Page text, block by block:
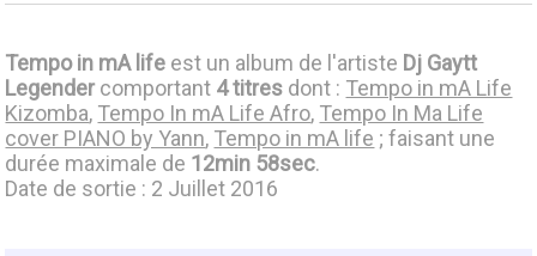
Tempo in mA life est un album de l'artiste Dj Gaytt
Legendercomportant 4 titres dont : Tempo in mA Life
Kizomba, Tempo In mA Life Afro, Tempo In Ma Life
cover PIANO by Yann, Tempo in mA life ; faisant une
durée maximale de 12min 58sec.
Date de sortie : 2 Juillet 2016